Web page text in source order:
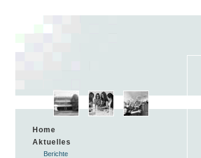
Home
Aktuelles
Berichte